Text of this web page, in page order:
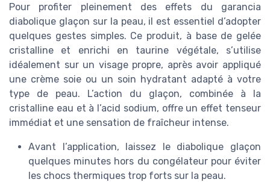
Pour profiter pleinement des effets du garancia
diabolique glaçon sur la peau, il est essentiel d’adopter
quelques gestes simples. Ce produit, à base de gelée
cristalline et enrichi en taurine végétale, s’utilise
idéalement sur un visage propre, après avoir appliqué
une crème soie ou un soin hydratant adapté à votre
type de peau. L’action du glaçon, combinée à la
cristalline eau et à l’acid sodium, offre un effet tenseur
immédiat et une sensation de fraîcheur intense.
Avant l’application, laissez le diabolique glaçon
quelques minutes hors du congélateur pour éviter
les chocs thermiques trop forts sur la peau.